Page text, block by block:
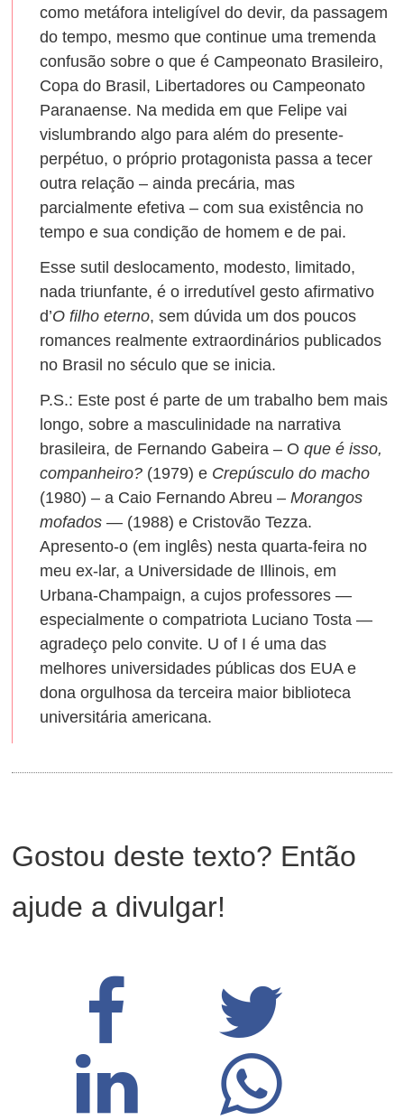
como metáfora inteligível do devir, da passagem
do tempo, mesmo que continue uma tremenda
confusão sobre o que é Campeonato Brasileiro,
Copa do Brasil, Libertadores ou Campeonato
Paranaense. Na medida em que Felipe vai
vislumbrando algo para além do presente-
perpétuo, o próprio protagonista passa a tecer
outra relação – ainda precária, mas
parcialmente efetiva – com sua existência no
tempo e sua condição de homem e de pai.
Esse sutil deslocamento, modesto, limitado,
nada triunfante, é o irredutível gesto afirmativo
d’O filho eterno, sem dúvida um dos poucos
romances realmente extraordinários publicados
no Brasil no século que se inicia.
P.S.: Este post é parte de um trabalho bem mais
longo, sobre a masculinidade na narrativa
brasileira, de Fernando Gabeira – O que é isso,
companheiro? (1979) e Crepúsculo do macho
(1980) – a Caio Fernando Abreu –Morangos
mofados — (1988) e Cristovão Tezza.
Apresento-o (em inglês) nesta quarta-feira no
meu ex-lar, a Universidade de Illinois, em
Urbana-Champaign, a cujos professores —
especialmente o compatriota Luciano Tosta —
agradeço pelo convite. U of I é uma das
melhores universidades públicas dos EUA e
dona orgulhosa da terceira maior biblioteca
universitária americana.
Gostou deste texto? Então
ajude a divulgar!